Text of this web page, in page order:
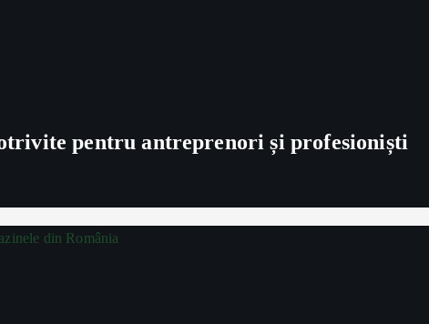
pentru antreprenori și profesioniști